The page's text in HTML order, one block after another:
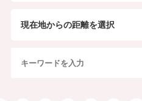
現在地からの距離を選択